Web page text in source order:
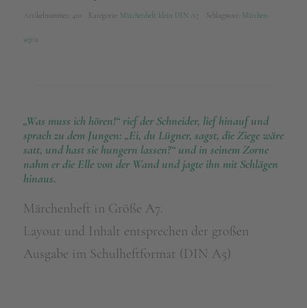
Artikelnummer: 410 Kategorie: Märchenheft klein DIN A7 Schlagwort: Märchen-
sepia
„Was muss ich hören!“ rief der Schneider, lief hinauf und
sprach zu dem Jungen: „Ei, du Lügner, sagst, die Ziege wäre
satt, und hast sie hungern lassen?“ und in seinem Zorne
nahm er die Elle von der Wand und jagte ihn mit Schlägen
hinaus.
Märchenheft in Größe A7.
Layout und Inhalt entsprechen der großen
Ausgabe im Schulheftformat (DIN A5)